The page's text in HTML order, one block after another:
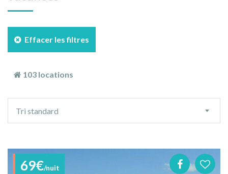
Effacer les filtres
103 locations
tri
Tri standard
69€/nuit